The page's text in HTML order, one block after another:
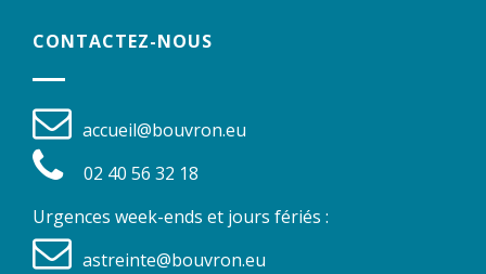
CONTACTEZ-NOUS
accueil@bouvron.eu
02 40 56 32 18
Urgences week-ends et jours fériés :
astreinte@bouvron.eu